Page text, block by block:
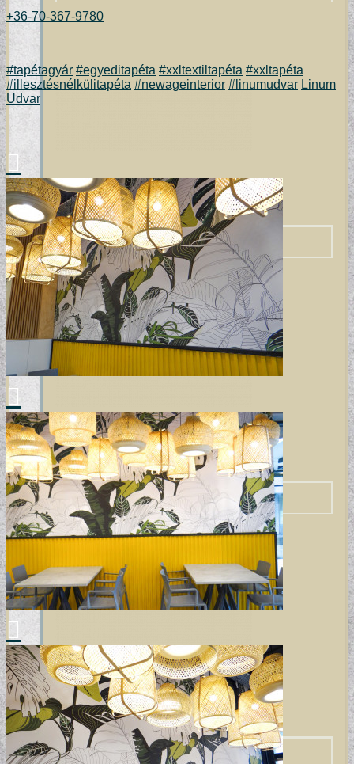
ELEMENTAL COLLECTION
GYERMEKTAPÉTÁK
KONYHA DESIGN TIPP
+36-70-367-9780
#tapétagyár #egyeditapéta #xxltextiltapéta #xxltapéta
#illesztésnélkülitapéta #newageinterior #linumudvar Linum
Udvar